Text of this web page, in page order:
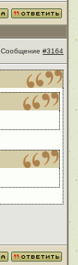
Сообщение#3164